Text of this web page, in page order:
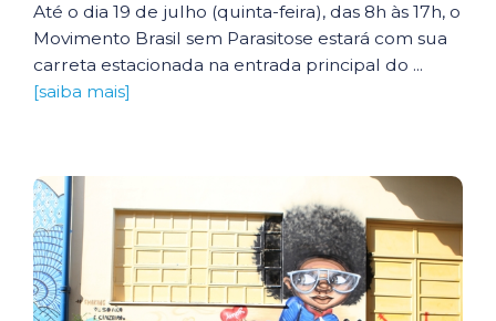
Até o dia 19 de julho (quinta-feira), das 8h às 17h, o
Movimento Brasil sem Parasitose estará com sua
carreta estacionada na entrada principal do ...
[saiba mais]